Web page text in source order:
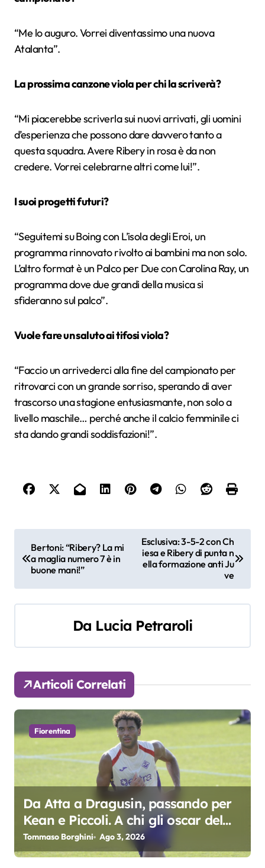
“Me lo auguro. Vorrei diventassimo una nuova
Atalanta”.
La prossima canzone viola per chi la scriverà?
“Mi piacerebbe scriverla sui nuovi arrivati, gli uomini
d’esperienza che possono dare davvero tanto a
questa squadra. Avere Ribery in rosa è da non
credere. Vorrei celebrarne altri come lui!”.
I suoi progetti futuri?
“Seguitemi su Boing con L’isola degli Eroi, un
programma rinnovato rivolto ai bambini ma non solo.
L’altro format è un Palco per Due con Carolina Ray, un
programma dove due grandi della musica si
sfideranno sul palco”.
Vuole fare un saluto ai tifosi viola?
“Faccio un arrivederci alla fine del campionato per
ritrovarci con un grande sorriso, sperando di aver
trascorso una stagione entusiasmante, non solo a
livello maschile… perché anche il calcio femminile ci
sta dando grandi soddisfazioni!”.
a
v
i
i
o
n
e
a
t
Bertoni: “Ribery? La mi
a maglia numero 7 è in
buone mani!”
Esclusiva: 3-5-2 con Ch
iesa e Ribery di punta n
ella formazione anti Ju
ve
Da Lucia Petraroli
Articoli Correlati
Fiorentina
Da Atta a Dragusin, passando per
Kean e Piccoli. A chi gli oscar del
precampionato?
Tommaso Borghini Ago 3, 2026